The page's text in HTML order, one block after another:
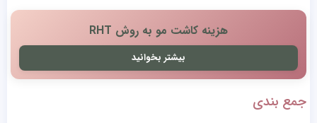
هزینه کاشت مو به روش RHT
بیشتر بخوانید
جمع بندی